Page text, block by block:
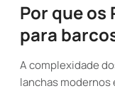
Por que os
para
A complexidade
lanchas